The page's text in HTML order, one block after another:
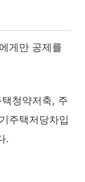
게만 공제를
청약저축, 주
주택저당차입
.